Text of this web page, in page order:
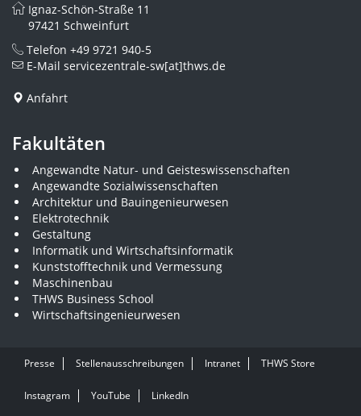
Ignaz-Schön-Straße 11
97421 Schweinfurt
Telefon +49 9721 940-5
E-Mail servicezentrale-sw[at]thws.de
Anfahrt
Fakultäten
Angewandte Natur- und Geisteswissenschaften
Angewandte Sozialwissenschaften
Architektur und Bauingenieurwesen
Elektrotechnik
Gestaltung
Informatik und Wirtschaftsinformatik
Kunststofftechnik und Vermessung
Maschinenbau
THWS Business School
Wirtschaftsingenieurwesen
Presse Stellenausschreibungen Intranet THWS Store
Instagram YouTube LinkedIn